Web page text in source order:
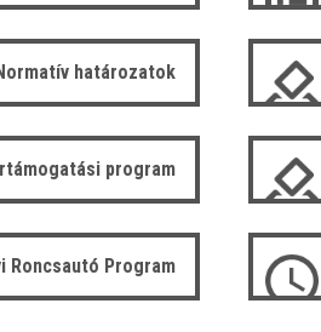
határozatok
program
Roncsautó Program